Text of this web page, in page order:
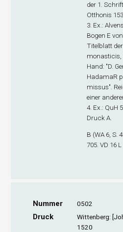
der 1.
Otthonis
3. Ex .:
Bogen E
Titelblatt
monasticis,
Hand: "D.
HadamaR
missus".
einer
4. Ex .: QuH
Druck A.
B (WA 6, S.
705. VD 16 L
Nummer 0502
Druck
Wittenberg:
1520